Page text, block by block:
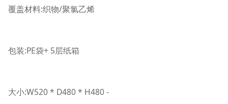
覆盖材料:织物/聚氯乙烯
包装:PE袋+ 5层纸箱
大小:W520 * D480 * H480 -